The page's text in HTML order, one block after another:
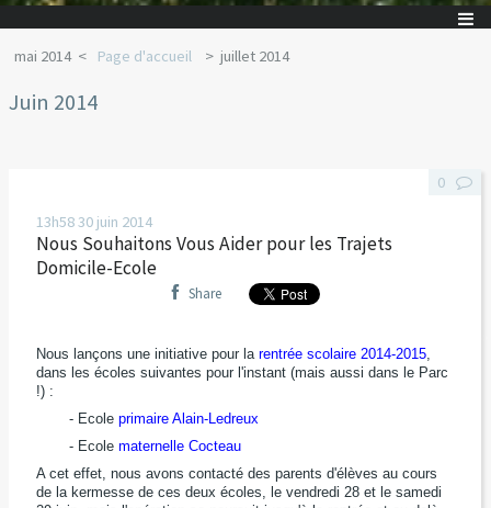
mai 2014 Page d'accueil juillet 2014
Juin 2014
13h5830 juin 2014
Nous Souhaitons Vous Aider pour les Trajets
Domicile-Ecole
Share
Nous lançons une initiative pour la rentrée scolaire 2014-2015,
dans les écoles suivantes pour l'instant (mais aussi dans le Parc
!) :
- Ecole primaire Alain-Ledreux
- Ecole maternelle Cocteau
A cet effet, nous avons contacté des parents d'élèves au cours
de la kermesse de ces deux écoles, le vendredi 28 et le samedi
0